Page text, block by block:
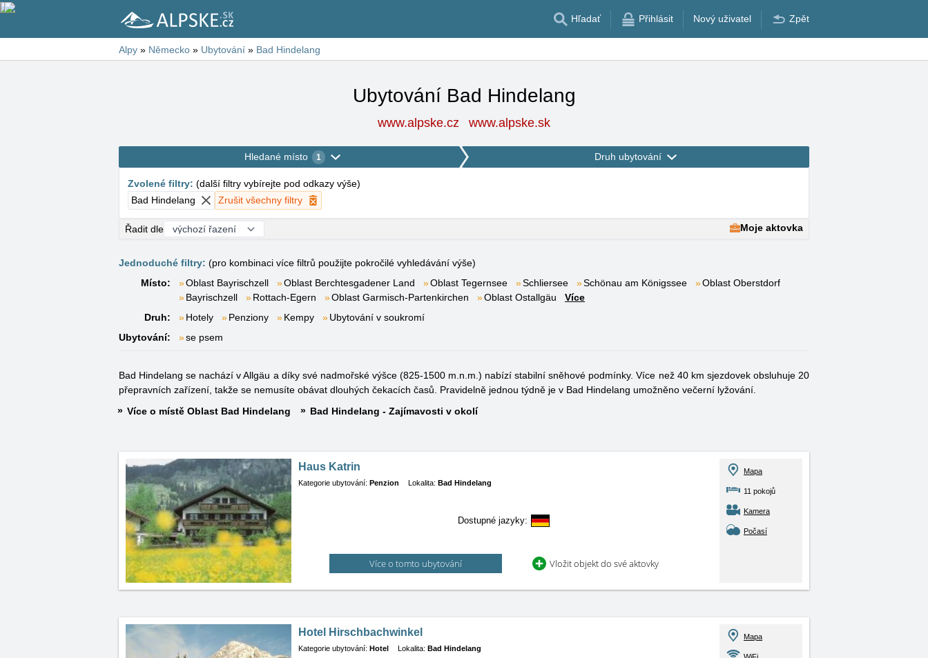
Hľadať Přihlásit Nový uživatel Zpět
Alpy » Německo » Ubytování » Bad Hindelang
Ubytování Bad Hindelang
www.alpske.cz www.alpske.sk
Hledané místo 1 Druh ubytování
Zvolené filtry: (další filtry vybírejte pod odkazy výše)
Bad Hindelang
Zrušit všechny filtry
Řadit dle Moje aktovka
Jednoduché filtry: (pro kombinaci více filtrů použijte pokročilé vyhledávání výše)
Místo:
Oblast Bayrischzell Oblast Berchtesgadener Land Oblast Tegernsee Schliersee Schönau am Königssee
Oblast Oberstdorf
Bayrischzell
Rottach-Egern Oblast Garmisch-Partenkirchen Oblast Ostallgäu
Více
Druh:
Hotely Penziony Kempy
Ubytování v soukromí
Ubytování:
se psem
Bad Hindelang se nachází v Allgäu a díky své nadmořské výšce (825-1500 m.n.m.) nabízí stabilní sněhové podmínky. Více než 40 km sjezdovek obsluhuje 20
přepravních zařízení, takže se nemusíte obávat dlouhých čekacích časů. Pravidelně jednou týdně je v Bad Hindelang umožněno večerní lyžování.
Více o místě Oblast Bad Hindelang
Bad Hindelang - Zajímavosti v okolí
Haus Katrin
Kategorie ubytování: Penzion Lokalita: Bad Hindelang
Dostupné jazyky:
Více o tomto ubytování Vložit objekt do své aktovky
Mapa
11 pokojů
Kamera
Počasí
Hotel Hirschbachwinkel
Kategorie ubytování: Hotel Lokalita: Bad Hindelang
Mapa